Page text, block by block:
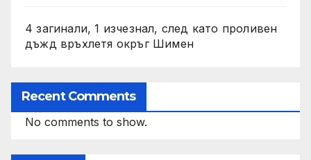
4 загинали, 1 изчезнал, след като проливен
дъжд връхлетя окръг Шимен
Recent Comments
No comments to show.